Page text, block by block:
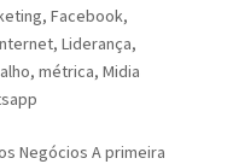
, Facebook,
, Liderança,
, métrica, Midia
Negócios A primeira